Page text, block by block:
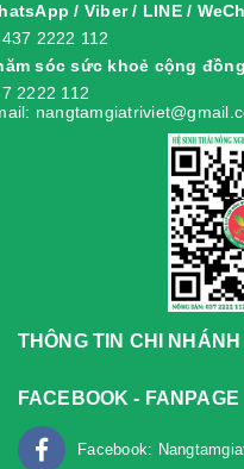
/ Viber / LINE /
2222 112
sóc sức khoẻ cộng đồng
2222 112
THÔNG TIN CHI
FACEBOOK - FANPAGE
Facebook: